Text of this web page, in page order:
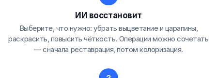
ИИ восстановит
Выберите, что нужно: убрать выцветание и царапины,
раскрасить, повысить чёткость. Операции можно сочетать
— сначала реставрация, потом колоризация.